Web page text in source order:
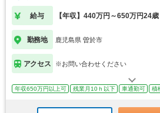
＞
給与 【年収】440万円～650万円24
勤務地 鹿児島県 曽於市
アクセス ※お問い合わせください
年収650万円以上可 残業月10ｈ以下 車通勤可 積